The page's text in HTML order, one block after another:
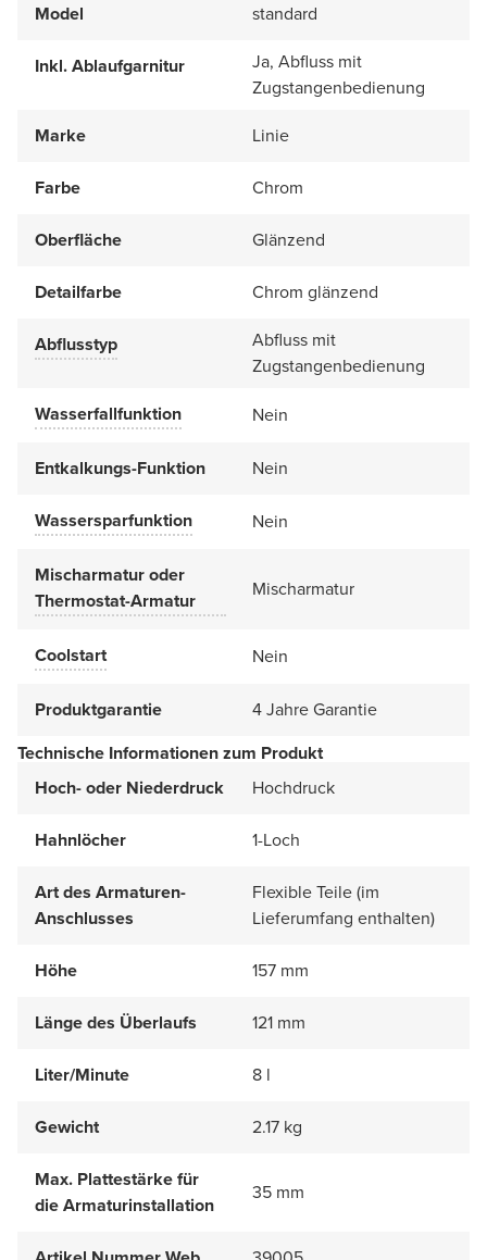
Model standard
Inkl. Ablaufgarnitur
Ja, Abfluss mit
Zugstangenbedienung
Marke
Linie
Farbe Chrom
Oberfläche Glänzend
Detailfarbe Chrom glänzend
Abflusstyp
Abfluss mit
Zugstangenbedienung
Wasserfallfunktion
Nein
Entkalkungs-Funktion Nein
Wassersparfunktion Nein
Mischarmatur oder
Thermostat-Armatur
Mischarmatur
Coolstart Nein
Produktgarantie
4 Jahre Garantie
Technische Informationen zum Produkt
Hoch- oder Niederdruck
Hochdruck
Hahnlöcher 1-Loch
Art des Armaturen-
Anschlusses
Flexible Teile (im
Lieferumfang enthalten)
Höhe 157 mm
Länge des Überlaufs 121 mm
Liter/Minute 8 l
Gewicht 2.17 kg
Max. Plattestärke für
die Armaturinstallation
35 mm